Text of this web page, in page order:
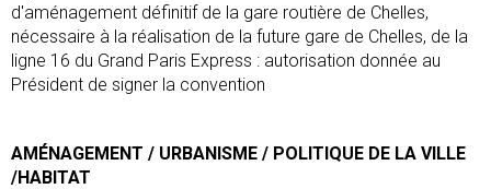
d'aménagement définitif de la gare routière de Chelles,
nécessaire à la réalisation de la future gare de Chelles, de la
ligne 16 du Grand Paris Express : autorisation donnée au
Président de signer la convention
AMÉNAGEMENT / URBANISME / POLITIQUE DE LA VILLE
/HABITAT